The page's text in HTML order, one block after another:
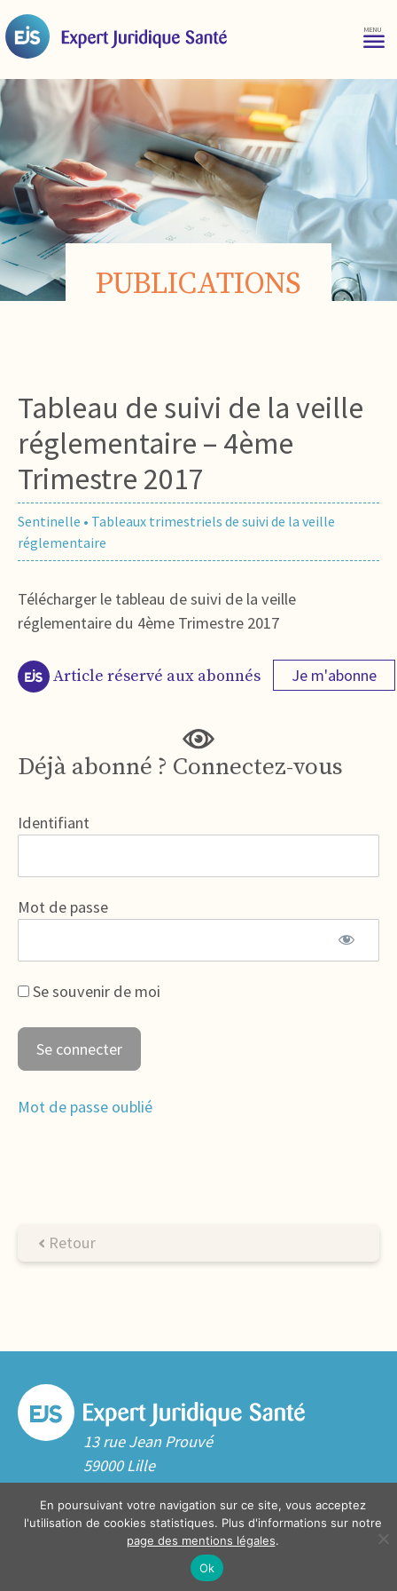
PUBLICATIONS
Tableau de suivi de la veille
réglementaire – 4ème
Trimestre 2017
Sentinelle • Tableaux trimestriels de suivi de la veille
réglementaire
Télécharger le tableau de suivi de la veille
réglementaire du 4ème Trimestre 2017
Article réservé aux abonnés Je m'abonne
Déjà abonné ? Connectez-vous
Identifiant
Mot de passe
Se souvenir de moi
Mot de passe oublié
Retour
13 rue Jean Prouvé
59000 Lille
Tél. 03 20 06 70 10
Contact
En poursuivant votre navigation sur ce site, vous acceptez
l'utilisation de cookies statistiques. Plus d'informations sur notre
page des mentions légales.
Ok